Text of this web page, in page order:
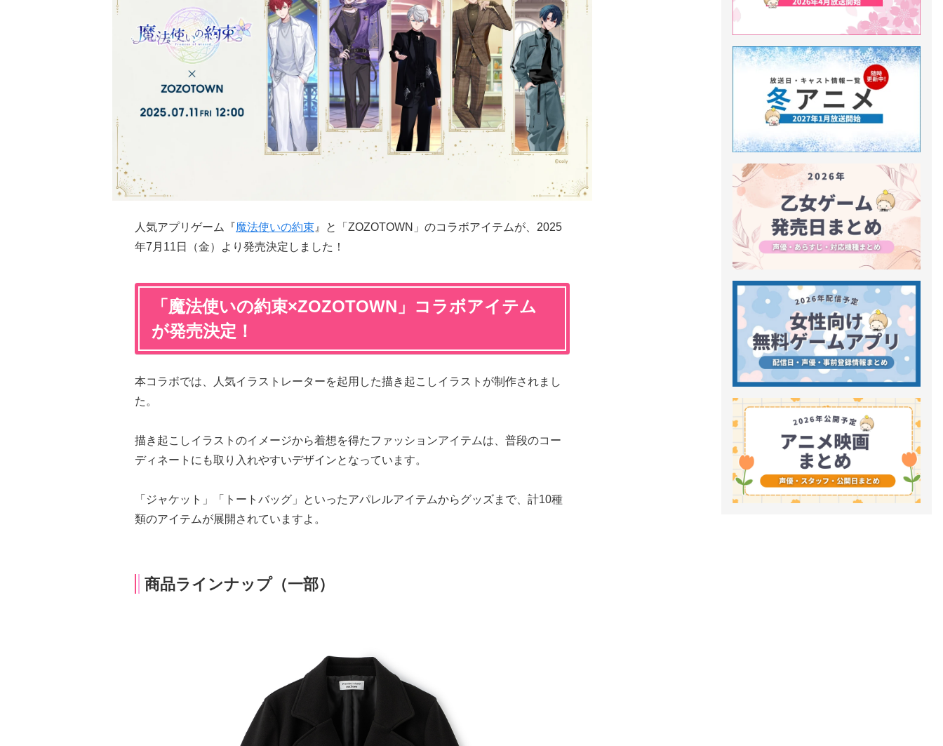
人気アプリゲーム『魔法使いの約束 』と「ZOZOTOWN」のコラボアイテムが、2025
年7月11日（金）より発売決定しました！
「魔法使いの約束×ZOZOTOWN」コラボアイテム
が発売決定！
本コラボでは、人気イラストレーターを起用した描き起こしイラストが制作されまし
た。
描き起こしイラストのイメージから着想を得たファッションアイテムは、普段のコー
ディネートにも取り入れやすいデザインとなっています。
「ジャケット」「トートバッグ」といったアパレルアイテムからグッズまで、計10種
類のアイテムが展開されていますよ。
商品ラインナップ（一部）